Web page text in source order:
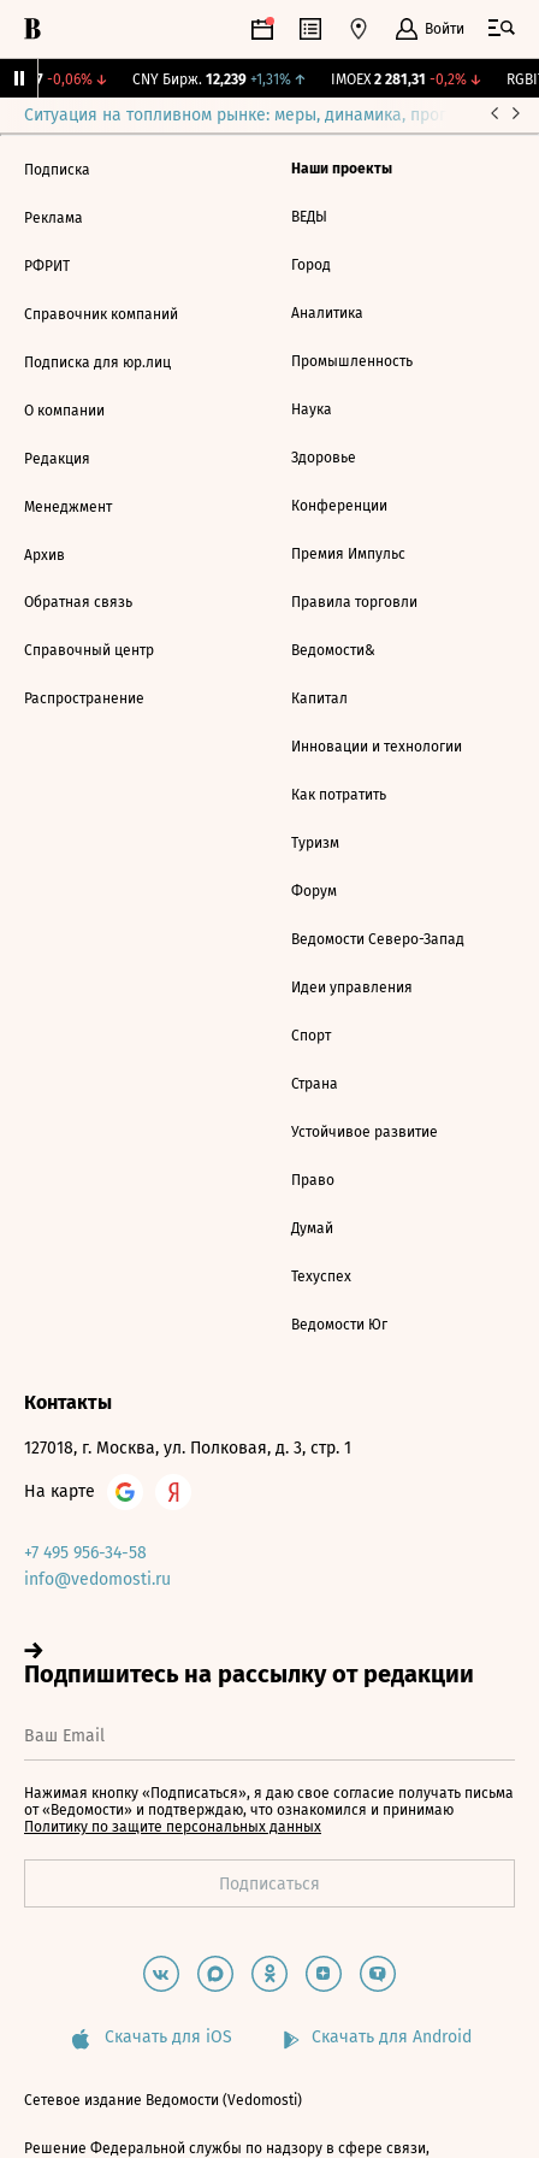
Войти
-0,06%↓ CNY Бирж. 12,239 +1,31%↑ IMOEX 2 281,31 -0,2%↓
Ситуация на топливном рынке: меры, динамика, прогнозы
Подписка
Реклама
РФРИТ
Справочник компаний
Подписка для юр.лиц
О компании
Редакция
Менеджмент
Архив
Обратная связь
Справочный центр
Распространение
Наши проекты
ВЕДЫ
Город
Аналитика
Промышленность
Наука
Здоровье
Конференции
Премия Импульс
Правила торговли
Ведомости&
Капитал
Инновации и технологии
Как потратить
Туризм
Форум
Ведомости Северо-Запад
Идеи управления
Спорт
Страна
Устойчивое развитие
Право
Думай
Техуспех
Ведомости Юг
Контакты
127018, г. Москва, ул. Полковая, д. 3, стр. 1
На карте
+7 495 956-34-58
info@vedomosti.ru
Нажимая кнопку «Подписаться», я даю свое согласие получать письма
от «Ведомости» и подтверждаю, что ознакомился и принимаю
Политику по защите персональных данных
Скачать для iOS Скачать для Android
Сетевое издание Ведомости (Vedomosti)
Решение Федеральной службы по надзору в сфере связи,